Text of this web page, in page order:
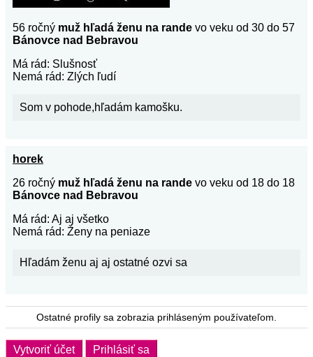
56 ročný muž hľadá ženu na rande vo veku od 30 do 57
Bánovce nad Bebravou
Má rád: Slušnosť
Nemá rád: Zlých ľudí
Som v pohode,hľadám kamošku.
horek
26 ročný muž hľadá ženu na rande vo veku od 18 do 18
Bánovce nad Bebravou
Má rád: Aj aj všetko
Nemá rád: Ženy na peniaze
Hľadám ženu aj aj ostatné ozvi sa
Ostatné profily sa zobrazia prihláseným používateľom.
Vytvoriť účet Prihlásiť sa